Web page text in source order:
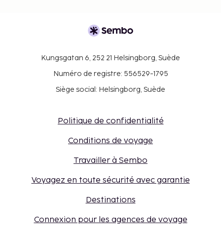
Kungsgatan 6, 252 21 Helsingborg, Suède
Numéro de registre: 556529-1795
Siège social: Helsingborg, Suède
Politique de confidentialité
Conditions de voyage
Travailler à Sembo
Voyagez en toute sécurité avec garantie
Destinations
Connexion pour les agences de voyage